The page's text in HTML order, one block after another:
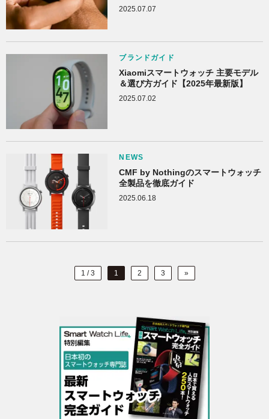
2025.07.07
ブランドガイド
Xiaomiスマートウォッチ 主要モデル
＆選び方ガイド【2025年最新版】
2025.07.02
NEWS
CMF by Nothingのスマートウォッチ
全製品を徹底ガイド
2025.06.18
1 / 3 1 2 3 »